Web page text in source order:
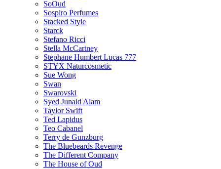
SoOud
Sospiro Perfumes
Stacked Style
Starck
Stefano Ricci
Stella McCartney
Stephane Humbert Lucas 777
STYX Naturсosmetic
Sue Wong
Swan
Swarovski
Syed Junaid Alam
Taylor Swift
Ted Lapidus
Teo Cabanel
Terry de Gunzburg
The Bluebeards Revenge
The Different Company
The House of Oud